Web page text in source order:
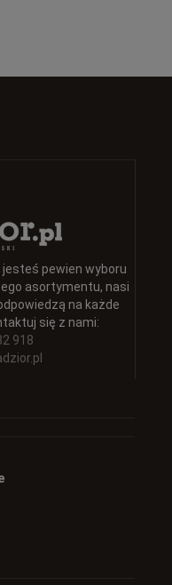
pewien wyboru
asortymentu, nasi
na każde
się z nami:
918